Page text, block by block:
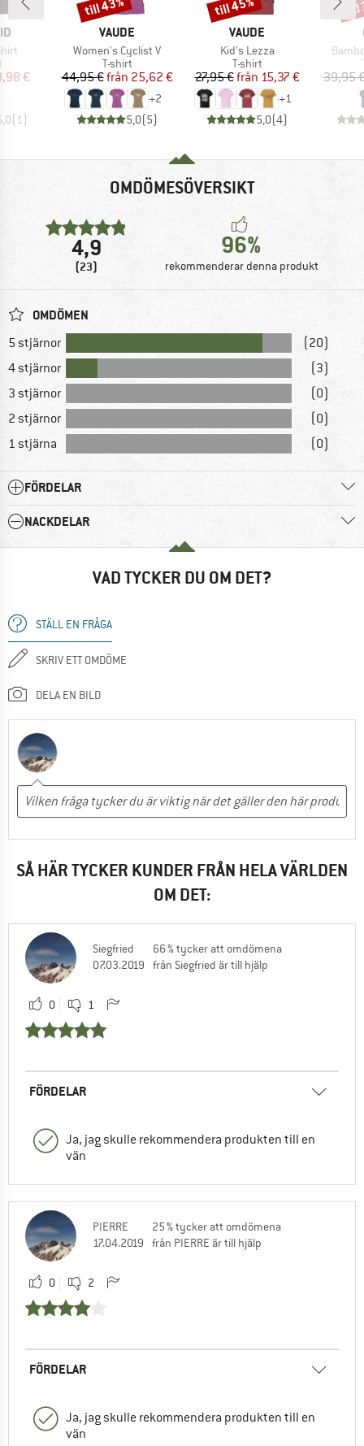
pris
€
(1)
VARUMÄRKE
VAUDE
Produkter
Women's Cyclist V
Produktgrupp
T-shirt
Pris
44,95 € Reducerat pris
från 25,62 €
+2
5,0(5)
till 43%
VARUMÄRKE
VAUDE
Produkter
Kid's Lezza
Produktgrupp
T-shirt
Pris
27,95 € Reducerat pris
från 15,37 €
+1
5,0(4)
till 45%
39,95
OMDÖMESÖVERSIKT
4,9
(23)
96%
rekommenderar denna produkt
OMDÖMEN
5 stjärnor
(20)
4 stjärnor
(3)
3 stjärnor
(0)
2 stjärnor
(0)
1 stjärna
(0)
FÖRDELAR
NACKDELAR
VAD TYCKER DU OM DET?
STÄLL EN FRÅGA
SKRIV ETT OMDÖME
DELA EN BILD
SÅ HÄR TYCKER KUNDER FRÅN HELA VÄRLDEN
OM DET:
Siegfried
07.03.2019
66 % tycker att omdömena
från Siegfried är till hjälp
0 1
FÖRDELAR
Ja, jag skulle rekommendera produkten till en
vän
PIERRE
17.04.2019
25 % tycker att omdömena
från PIERRE är till hjälp
0 2
FÖRDELAR
Ja, jag skulle rekommendera produkten till en
vän